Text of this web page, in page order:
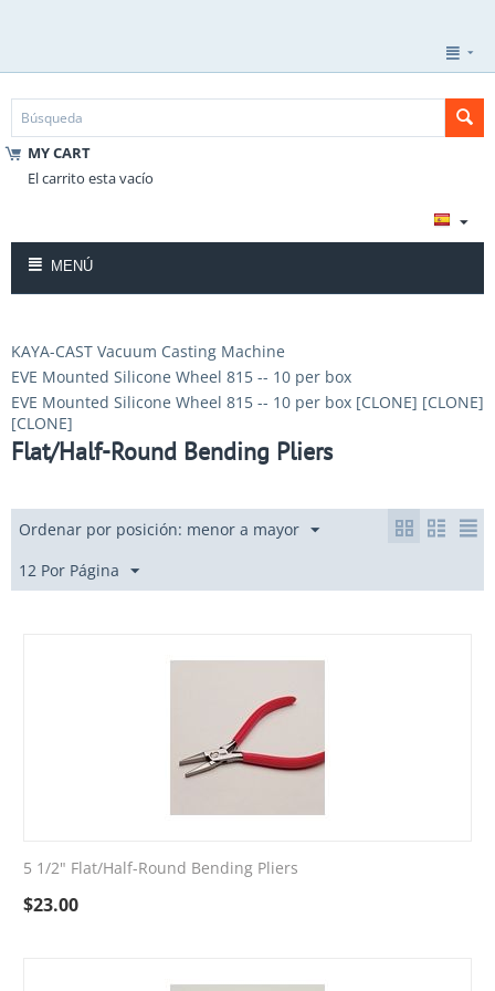
MY CART
El carrito esta vacío
MENÚ
KAYA-CAST Vacuum Casting Machine
EVE Mounted Silicone Wheel 815 -- 10 per box
EVE Mounted Silicone Wheel 815 -- 10 per box [CLONE] [CLONE]
[CLONE]
Flat/Half-Round Bending Pliers
Ordenar por posición: menor a mayor
12 Por Página
5 1/2" Flat/Half-Round Bending Pliers
$23.00